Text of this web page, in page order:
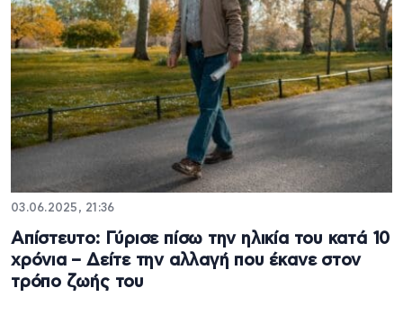
03.06.2025, 21:36
Απίστευτο: Γύρισε πίσω την ηλικία του κατά 10
χρόνια – Δείτε την αλλαγή που έκανε στον
τρόπο ζωής του